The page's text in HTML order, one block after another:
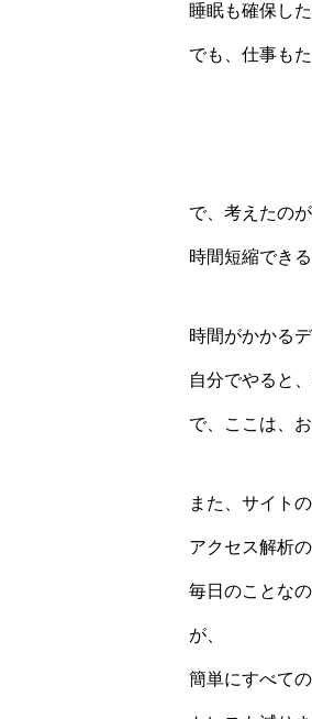
睡眠も確保し
でも、仕事も
で、考えたの
時間短縮でき
時間がかかる
自分でやると
で、ここは、
また、サイト
アクセス解析
毎日のことな
が、
簡単にすべて